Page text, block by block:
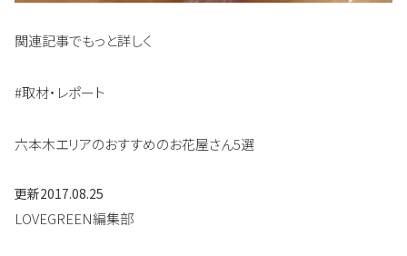
関連記事でもっと詳しく
#取材・レポート
六本木エリアのおすすめのお花屋さん5選
更新2017.08.25
LOVEGREEN編集部